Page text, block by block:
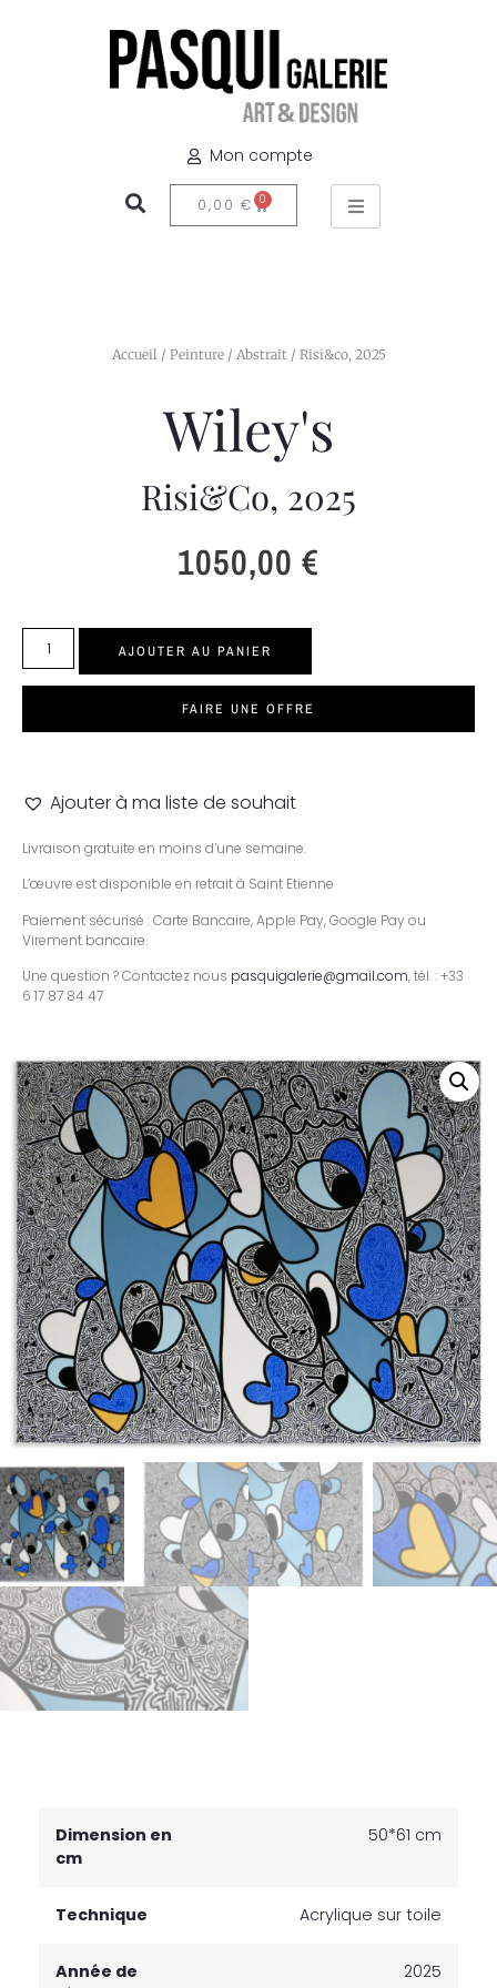
Mon compte
0,00 € 0
Dimension en
cm
50*61 cm
Technique Acrylique sur toile
Année de
2025
Accueil/ Peinture/ Abstrait/ Risi&co, 2025
Wiley's
Risi&co, 2025
1050,00€
AJOUTER AU PANIER
FAIRE UNE OFFRE
Ajouter à ma liste de souhait
Livraison gratuite en moins d’une semaine.
L’œuvre est disponible en retrait à Saint Etienne
Paiement sécurisé : Carte Bancaire, Apple Pay, Google Pay ou
Virement bancaire.
Une question ? Contactez nous pasquigalerie@gmail.com, tél. : +33
6 17 87 84 47